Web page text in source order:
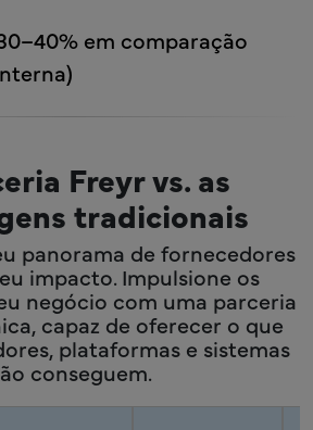
em comparação
Freyr vs. as
tradicionais
panorama de fornecedores
impacto. Impulsione os
negócio com uma parceria
capaz de oferecer o que
plataformas e sistemas
conseguem.